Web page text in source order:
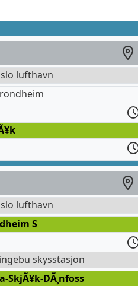
lufthavn
lufthavn
S
skysstasjon
SkjÃ¥k-DÃ¸nfoss